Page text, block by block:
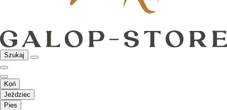
Szukaj
Koń
Jeździec
Pies